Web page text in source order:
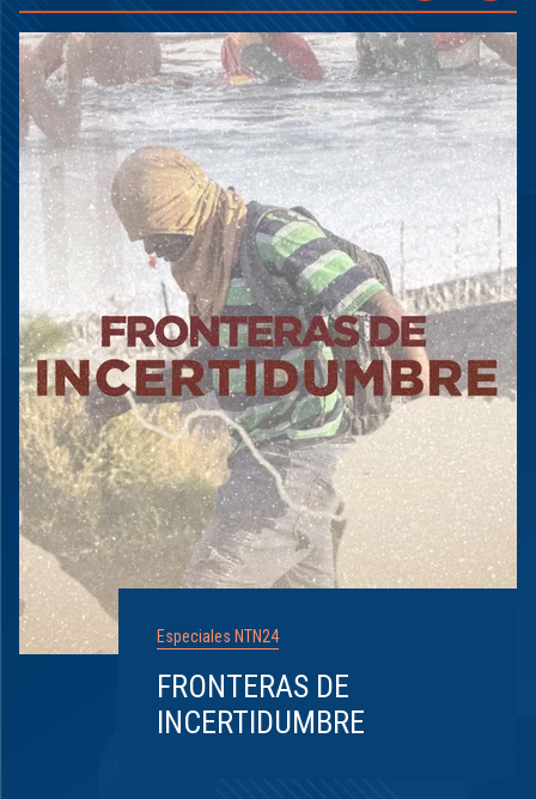
Especiales NTN24
FRONTERAS DE
INCERTIDUMBRE